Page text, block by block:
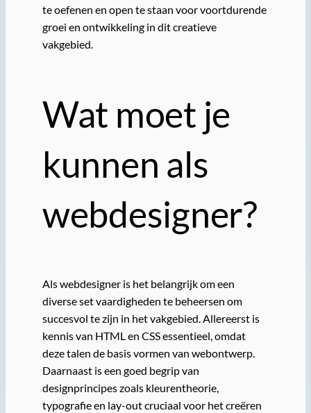
te oefenen en open te staan voor voortdurende
groei en ontwikkeling in dit creatieve
vakgebied.
Wat moet je
kunnen als
webdesigner?
Als webdesigner is het belangrijk om een
diverse set vaardigheden te beheersen om
succesvol te zijn in het vakgebied. Allereerst is
kennis van HTML en CSS essentieel, omdat
deze talen de basis vormen van webontwerp.
Daarnaast is een goed begrip van
designprincipes zoals kleurentheorie,
typografie en lay-out cruciaal voor het creëren